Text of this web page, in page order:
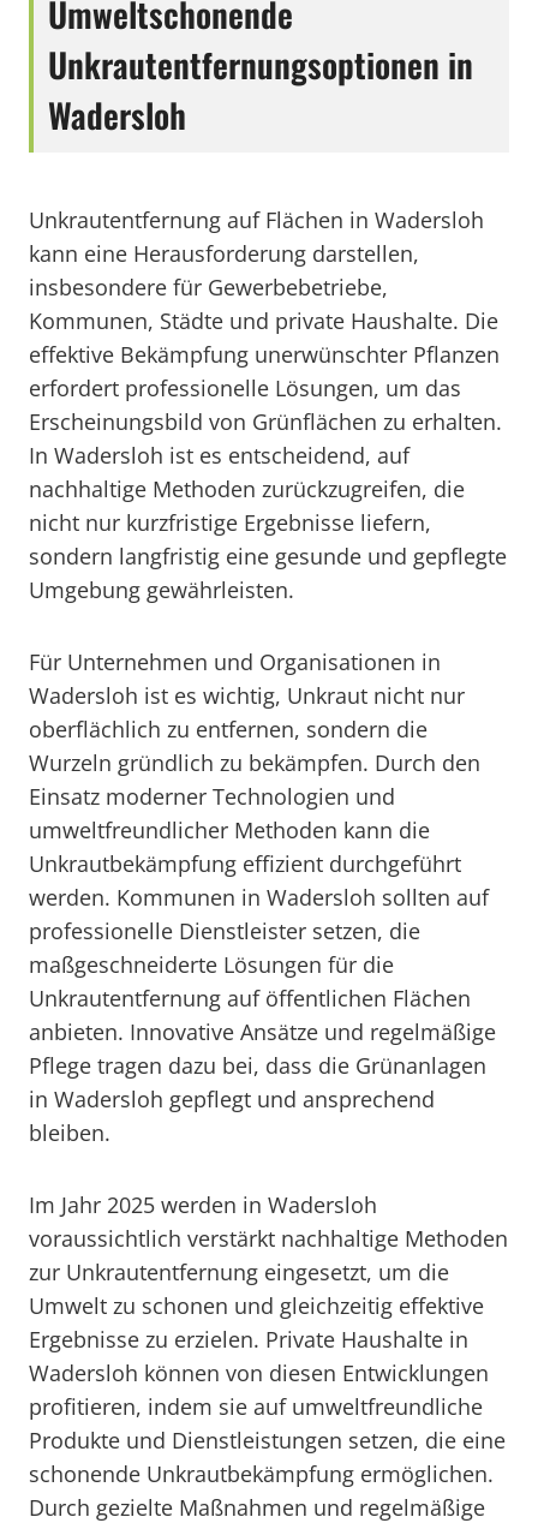
Umweltschonende
Unkrautentfernungsoptionen in
Wadersloh
Unkrautentfernung auf Flächen in Wadersloh
kann eine Herausforderung darstellen,
insbesondere für Gewerbebetriebe,
Kommunen, Städte und private Haushalte. Die
effektive Bekämpfung unerwünschter Pflanzen
erfordert professionelle Lösungen, um das
Erscheinungsbild von Grünflächen zu erhalten.
In Wadersloh ist es entscheidend, auf
nachhaltige Methoden zurückzugreifen, die
nicht nur kurzfristige Ergebnisse liefern,
sondern langfristig eine gesunde und gepflegte
Umgebung gewährleisten.
Für Unternehmen und Organisationen in
Wadersloh ist es wichtig, Unkraut nicht nur
oberflächlich zu entfernen, sondern die
Wurzeln gründlich zu bekämpfen. Durch den
Einsatz moderner Technologien und
umweltfreundlicher Methoden kann die
Unkrautbekämpfung effizient durchgeführt
werden. Kommunen in Wadersloh sollten auf
professionelle Dienstleister setzen, die
maßgeschneiderte Lösungen für die
Unkrautentfernung auf öffentlichen Flächen
anbieten. Innovative Ansätze und regelmäßige
Pflege tragen dazu bei, dass die Grünanlagen
in Wadersloh gepflegt und ansprechend
bleiben.
Im Jahr 2025 werden in Wadersloh
voraussichtlich verstärkt nachhaltige Methoden
zur Unkrautentfernung eingesetzt, um die
Umwelt zu schonen und gleichzeitig effektive
Ergebnisse zu erzielen. Private Haushalte in
Wadersloh können von diesen Entwicklungen
profitieren, indem sie auf umweltfreundliche
Produkte und Dienstleistungen setzen, die eine
schonende Unkrautbekämpfung ermöglichen.
Durch gezielte Maßnahmen und regelmäßige